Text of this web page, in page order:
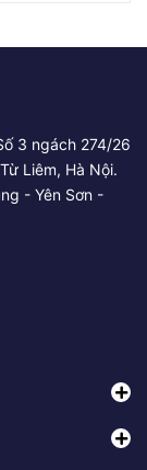
3 ngách 274/26
Liêm, Hà Nội.
- Yên Sơn -